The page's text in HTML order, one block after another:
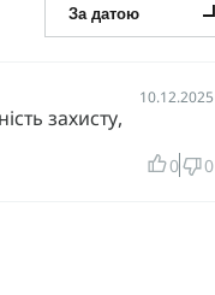
10.12.2025
захисту,
0 0